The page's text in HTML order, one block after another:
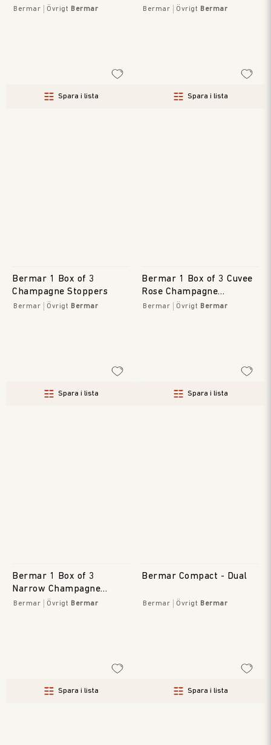
Bermar Övrigt Bermar
Spara i lista
Bermar Övrigt Bermar
Spara i lista
Bermar 1 Box of 3
Champagne Stoppers
Bermar Övrigt Bermar
Spara i lista
Bermar 1 Box of 3 Cuvee
Rose Champagne
Stoppers
Bermar Övrigt Bermar
Spara i lista
Bermar 1 Box of 3
Narrow Champagne
Stoppers
Bermar Övrigt Bermar
Spara i lista
Bermar Compact - Dual
Bermar Övrigt Bermar
Spara i lista